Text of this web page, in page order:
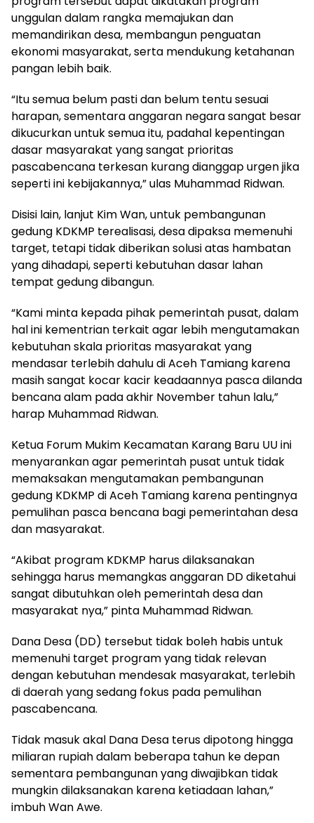
unggulan dalam rangka memajukan dan
memandirikan desa, membangun penguatan
ekonomi masyarakat, serta mendukung ketahanan
pangan lebih baik.
“Itu semua belum pasti dan belum tentu sesuai
harapan, sementara anggaran negara sangat besar
dikucurkan untuk semua itu, padahal kepentingan
dasar masyarakat yang sangat prioritas
pascabencana terkesan kurang dianggap urgen jika
seperti ini kebijakannya,” ulas Muhammad Ridwan.
Disisi lain, lanjut Kim Wan, untuk pembangunan
gedung KDKMP terealisasi, desa dipaksa memenuhi
target, tetapi tidak diberikan solusi atas hambatan
yang dihadapi, seperti kebutuhan dasar lahan
tempat gedung dibangun.
“Kami minta kepada pihak pemerintah pusat, dalam
hal ini kementrian terkait agar lebih mengutamakan
kebutuhan skala prioritas masyarakat yang
mendasar terlebih dahulu di Aceh Tamiang karena
masih sangat kocar kacir keadaannya pasca dilanda
bencana alam pada akhir November tahun lalu,”
harap Muhammad Ridwan.
Ketua Forum Mukim Kecamatan Karang Baru UU ini
menyarankan agar pemerintah pusat untuk tidak
memaksakan mengutamakan pembangunan
gedung KDKMP di Aceh Tamiang karena pentingnya
pemulihan pasca bencana bagi pemerintahan desa
dan masyarakat.
“Akibat program KDKMP harus dilaksanakan
sehingga harus memangkas anggaran DD diketahui
sangat dibutuhkan oleh pemerintah desa dan
masyarakat nya,” pinta Muhammad Ridwan.
Dana Desa (DD) tersebut tidak boleh habis untuk
memenuhi target program yang tidak relevan
dengan kebutuhan mendesak masyarakat, terlebih
di daerah yang sedang fokus pada pemulihan
pascabencana.
Tidak masuk akal Dana Desa terus dipotong hingga
miliaran rupiah dalam beberapa tahun ke depan
sementara pembangunan yang diwajibkan tidak
mungkin dilaksanakan karena ketiadaan lahan,”
imbuh Wan Awe.